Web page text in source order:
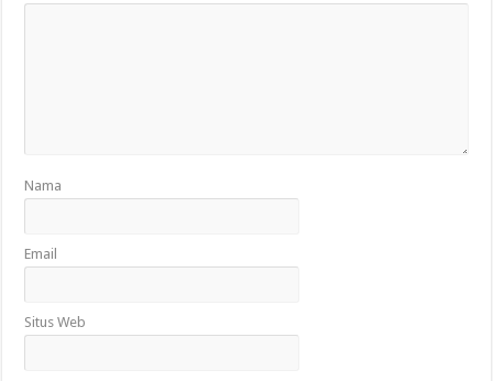
Nama
Email
Situs Web